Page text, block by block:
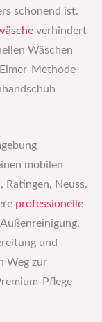
schonend ist.
verhindert
Wäschen
Methode
mobilen
Ratingen, Neuss,
professionelle
und
Weg zur
Pflege